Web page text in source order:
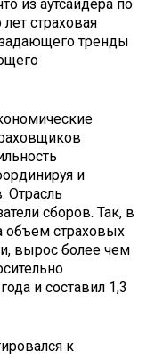
из аутсайдера по
страховая
задающего тренды
и
Отрасль
сборов. Так, в
объем страховых
вырос более чем
и составил 1,3
к